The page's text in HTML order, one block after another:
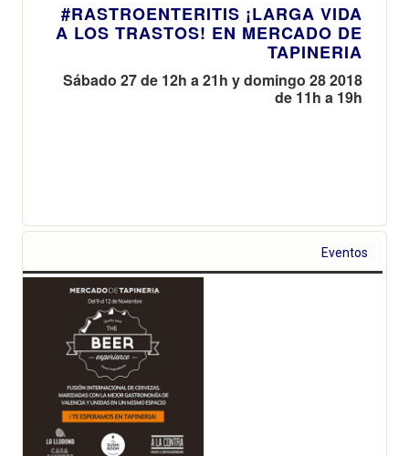
#RASTROENTERITIS ¡LARGA VIDA
A LOS TRASTOS! EN MERCADO DE
TAPINERIA
Sábado 27 de 12h a 21h y domingo 28 2018
de 11h a 19h
Eventos